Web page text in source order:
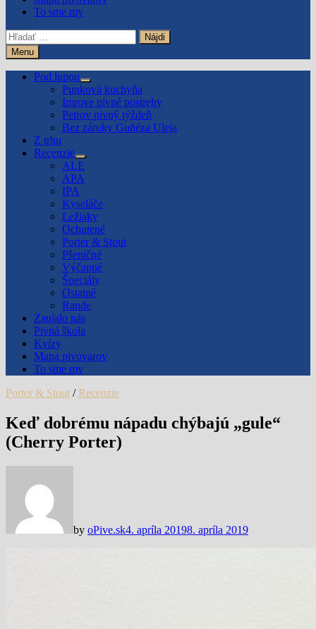
To sme my
Hľadať:
Menu
Pod lupou
Show
sub
menu
Punková kuchyňa
Imrove pivné postrehy
Petrov pivný týždeň
Bez záruky Guñéza Uleja
Z trhu
Recenzie
Show
sub
menu
ALE
APA
IPA
Kyseláče
Ležiaky
Ochutené
Porter & Stout
Pšeničné
Výčapné
Špeciály
Ostatné
Rande
Zaujalo nás
Pivná škola
Kvízy
Mapa pivovarov
To sme my
Porter & Stout / Recenzie
Keď dobrému nápadu chýbajú „gule“
(Cherry Porter)
by oPive.sk4. apríla 20198. apríla 2019